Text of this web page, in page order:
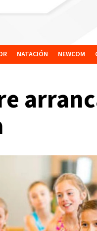
NATACIÓN NEWCOM